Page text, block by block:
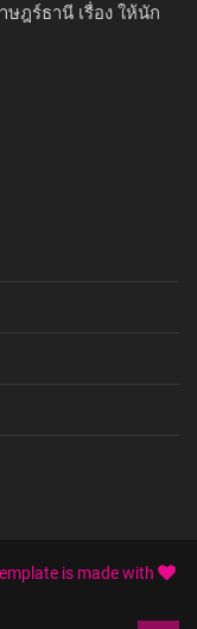
ษฎร์ธานี เรื่อง ให้นัก
is made with